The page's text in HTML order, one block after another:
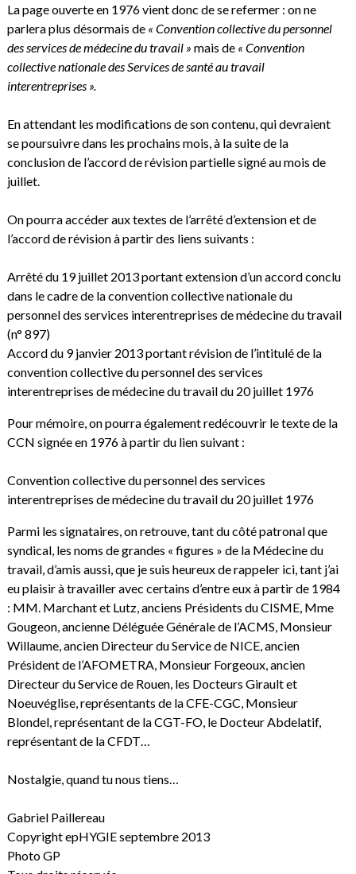
La page ouverte en 1976 vient donc de se refermer : on ne
parlera plus désormais de « Convention collective du personnel
des services de médecine du travail » mais de « Convention
collective nationale des Services de santé au travail
interentreprises ».
En attendant les modifications de son contenu, qui devraient
se poursuivre dans les prochains mois, à la suite de la
conclusion de l’accord de révision partielle signé au mois de
juillet.
On pourra accéder aux textes de l’arrêté d’extension et de
l’accord de révision à partir des liens suivants :
Arrêté du 19 juillet 2013 portant extension d’un accord conclu
dans le cadre de la convention collective nationale du
personnel des services interentreprises de médecine du travail
(n° 897)
Accord du 9 janvier 2013 portant révision de l’intitulé de la
convention collective du personnel des services
interentreprises de médecine du travail du 20 juillet 1976
Pour mémoire, on pourra également redécouvrir le texte de la
CCN signée en 1976 à partir du lien suivant :
Convention collective du personnel des services
interentreprises de médecine du travail du 20 juillet 1976
Parmi les signataires, on retrouve, tant du côté patronal que
syndical, les noms de grandes « figures » de la Médecine du
travail, d’amis aussi, que je suis heureux de rappeler ici, tant j’ai
eu plaisir à travailler avec certains d’entre eux à partir de 1984
: MM. Marchant et Lutz, anciens Présidents du CISME, Mme
Gougeon, ancienne Déléguée Générale de l’ACMS, Monsieur
Willaume, ancien Directeur du Service de NICE, ancien
Président de l’AFOMETRA, Monsieur Forgeoux, ancien
Directeur du Service de Rouen, les Docteurs Girault et
Noeuvéglise, représentants de la CFE-CGC, Monsieur
Blondel, représentant de la CGT-FO, le Docteur Abdelatif,
représentant de la CFDT…
Nostalgie, quand tu nous tiens…
Gabriel Paillereau
Copyright epHYGIE septembre 2013
Photo GP